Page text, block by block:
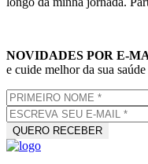
NOVIDADES POR E-
e cuide melhor da sua saúde